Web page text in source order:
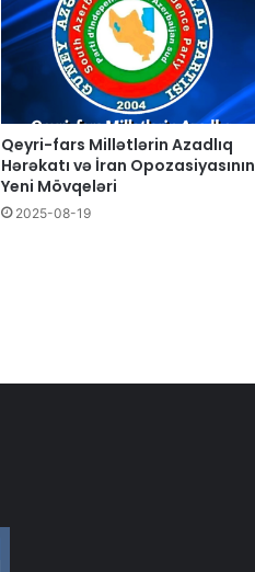
Qeyri-fars Millətlərin Azadlıq
Hərəkatı və İran Opozasiyasının
Yeni Mövqeləri
2025-08-19